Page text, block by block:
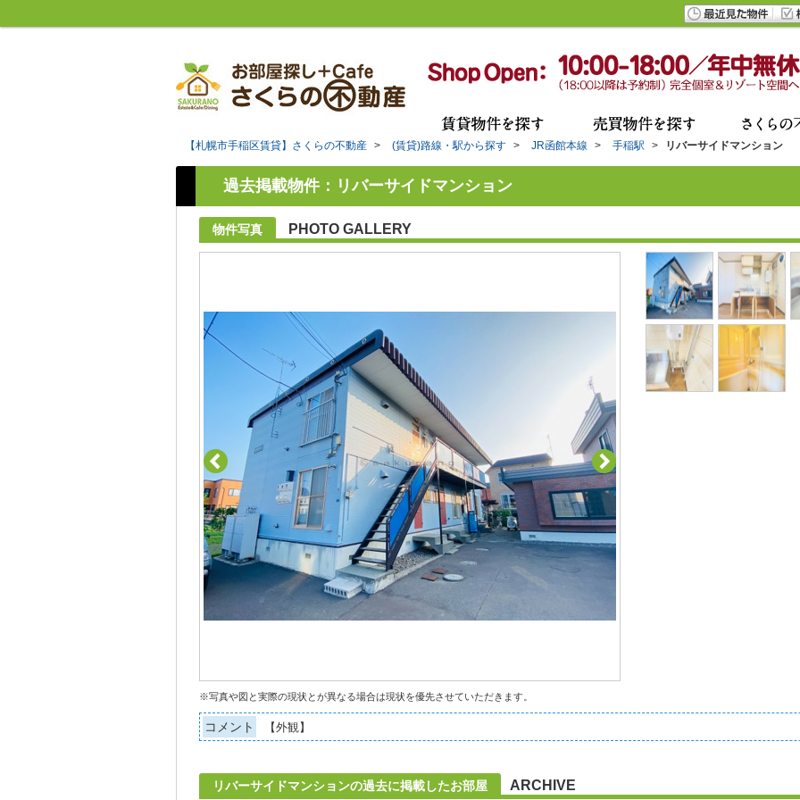
【札幌市手稲区賃貸】さくらの不動産 > (賃貸)路線・駅から探す > JR函館本線 > 手稲駅 > リバーサイドマンション
過去掲載物件：リバーサイドマンション
物件写真 PHOTO GALLERY
※写真や図と実際の現状とが異なる場合は現状を優先させていただきます。
コメント 【外観】
リバーサイドマンションの過去に掲載したお部屋 ARCHIVE